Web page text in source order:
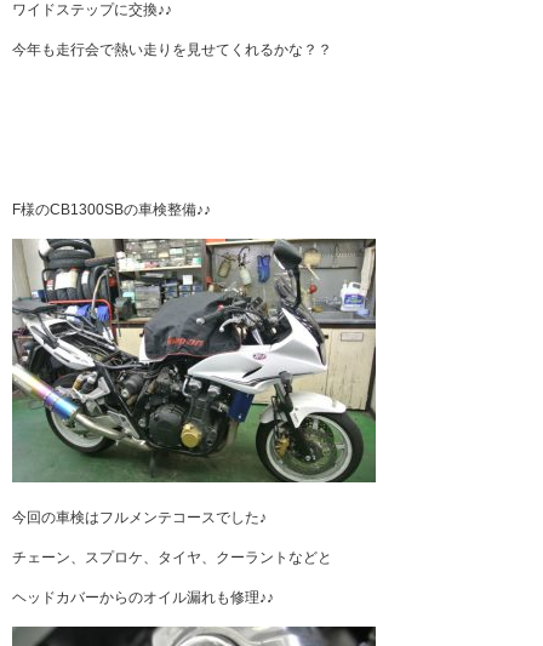
ワイドステップに交換♪♪
今年も走行会で熱い走りを見せてくれるかな？？
F様のCB1300SBの車検整備♪♪
今回の車検はフルメンテコースでした♪
チェーン、スプロケ、タイヤ、クーラントなどと
ヘッドカバーからのオイル漏れも修理♪♪